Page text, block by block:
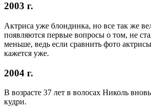
2003 г.
Актриса уже блондинка, но все так же
появляются первые вопросы о том, не
меньше, ведь если сравнить фото
кажется уже.
2004 г.
В возрасте 37 лет в волосах Николь
кудри.